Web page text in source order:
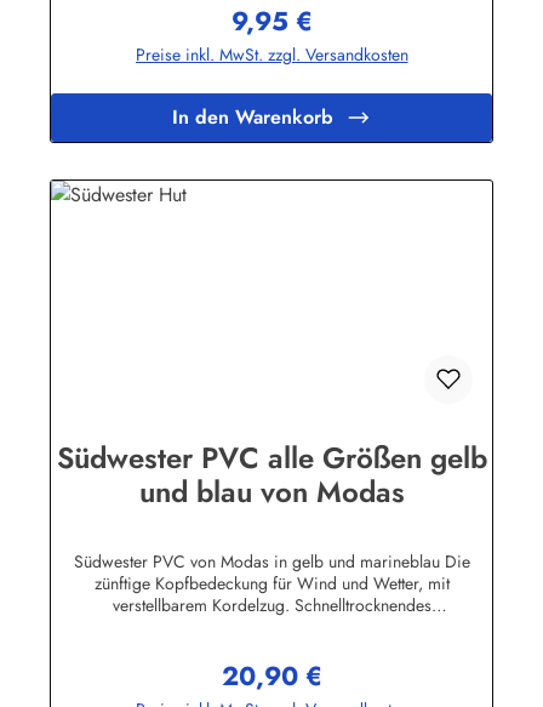
Regulärer Preis:
9,95 €
Preise inkl. MwSt. zzgl. Versandkosten
In den Warenkorb
Südwester PVC alle Größen gelb
und blau von Modas
Südwester PVC von Modas in gelb und marineblau Die
zünftige Kopfbedeckung für Wind und Wetter, mit
verstellbarem Kordelzug. Schnelltrocknendes
Bekleidungswerk GmbHHeglitzer Str. 1226409
Wittmundinfo@modas-bekleidung.de
Regulärer Preis:
20,90 €